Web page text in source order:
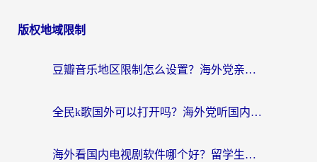
版权地域限制
豆瓣音乐地区限制怎么设置？海外党亲测有效的回国加速方案来了
全民k歌国外可以打开吗？海外党听国内音乐听书的实用指南
海外看国内电视剧软件哪个好？留学生亲测有效的追剧加速方案